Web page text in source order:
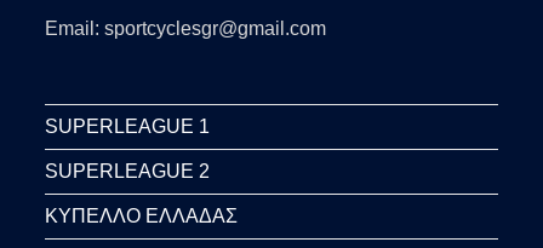
Email: sportcyclesgr@gmail.com
SUPERLEAGUE 1
SUPERLEAGUE 2
ΚΥΠΕΛΛΟ ΕΛΛΑΔΑΣ